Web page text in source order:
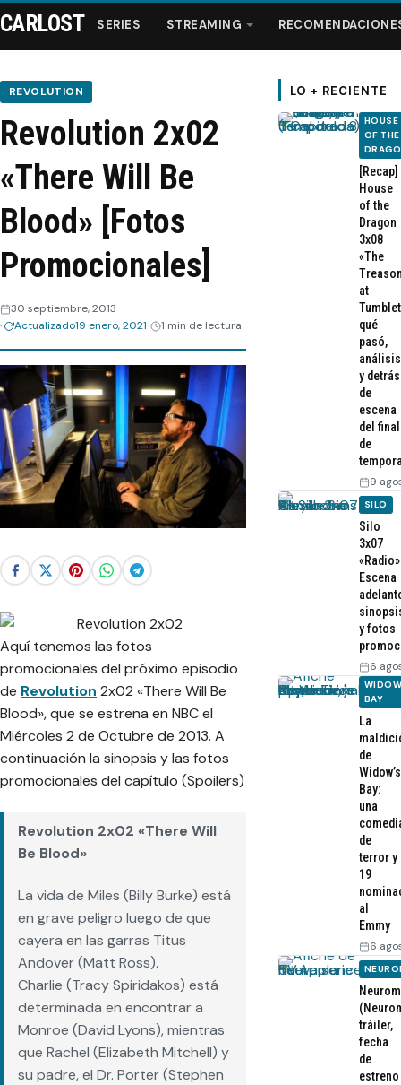
Series
Streaming
Recomendaciones
Webisodios
CARLOST SERIES STREAMING
REVOLUTION
Revolution 2x02
«There Will Be
Blood» [Fotos
Promocionales]
30 septiembre, 2013
Actualizado19 enero, 2021 1 min de lectura
Aquí tenemos las fotos
promocionales del próximo episodio
de Revolution 2x02 «There Will Be
Blood», que se estrena en NBC el
Miércoles 2 de Octubre de 2013. A
continuación la sinopsis y las fotos
promocionales del capítulo (Spoilers)
Revolution 2x02 «There Will
Be Blood»
La vida de Miles (Billy Burke) está
en grave peligro luego de que
cayera en las garras Titus
Andover (Matt Ross).
Charlie (Tracy Spiridakos) está
determinada en encontrar a
Monroe (David Lyons), mientras
que Rachel (Elizabeth Mitchell) y
su padre, el Dr. Porter (Stephen
LO + RECIENTE
HOUSE
OF THE
[Recap]
House
of the
Dragon
3x08
«The
at
qué
pasó,
análisis
y detrás
de
escena
del final
de
9
SILO
Silo
3x07
Escena
y fotos
6
BAY
La
de
Widow’s
Bay:
una
de
terror y
19
al
Emmy
6
tráiler,
fecha
de
estreno